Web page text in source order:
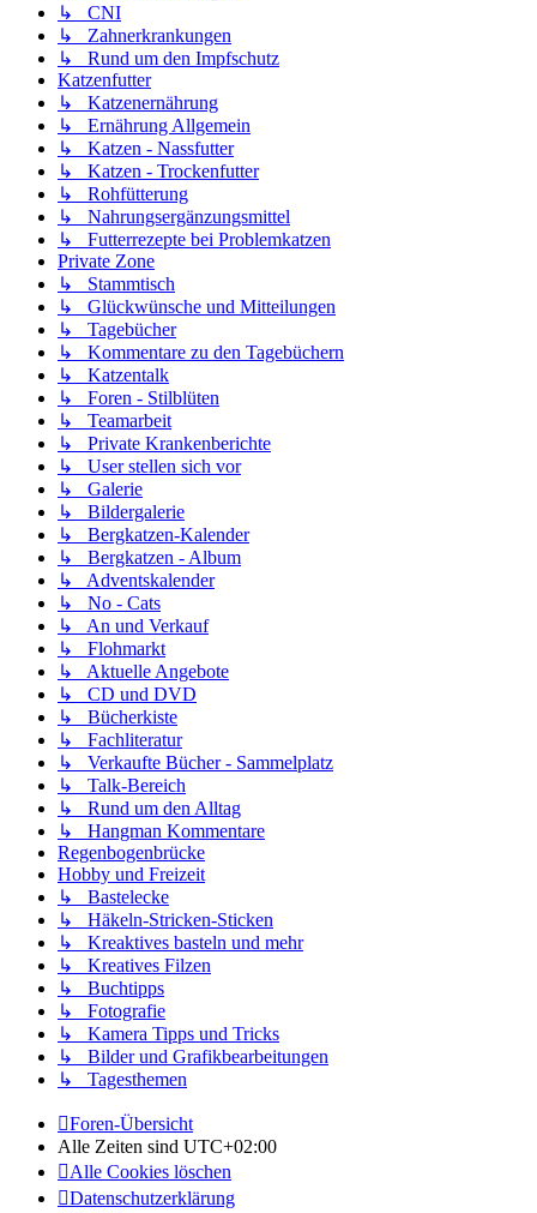
↳ CNI
↳ Zahnerkrankungen
↳ Rund um den Impfschutz
Katzenfutter
↳ Katzenernährung
↳ Ernährung Allgemein
↳ Katzen - Nassfutter
↳ Katzen - Trockenfutter
↳ Rohfütterung
↳ Nahrungsergänzungsmittel
↳ Futterrezepte bei Problemkatzen
Private Zone
↳ Stammtisch
↳ Glückwünsche und Mitteilungen
↳ Tagebücher
↳ Kommentare zu den Tagebüchern
↳ Katzentalk
↳ Foren - Stilblüten
↳ Teamarbeit
↳ Private Krankenberichte
↳ User stellen sich vor
↳ Galerie
↳ Bildergalerie
↳ Bergkatzen-Kalender
↳ Bergkatzen - Album
↳ Adventskalender
↳ No - Cats
↳ An und Verkauf
↳ Flohmarkt
↳ Aktuelle Angebote
↳ CD und DVD
↳ Bücherkiste
↳ Fachliteratur
↳ Verkaufte Bücher - Sammelplatz
↳ Talk-Bereich
↳ Rund um den Alltag
↳ Hangman Kommentare
Regenbogenbrücke
Hobby und Freizeit
↳ Bastelecke
↳ Häkeln-Stricken-Sticken
↳ Kreaktives basteln und mehr
↳ Kreatives Filzen
↳ Buchtipps
↳ Fotografie
↳ Kamera Tipps und Tricks
↳ Bilder und Grafikbearbeitungen
↳ Tagesthemen
Foren-Übersicht
Alle Zeiten sind UTC+02:00
Alle Cookies löschen
Datenschutzerklärung